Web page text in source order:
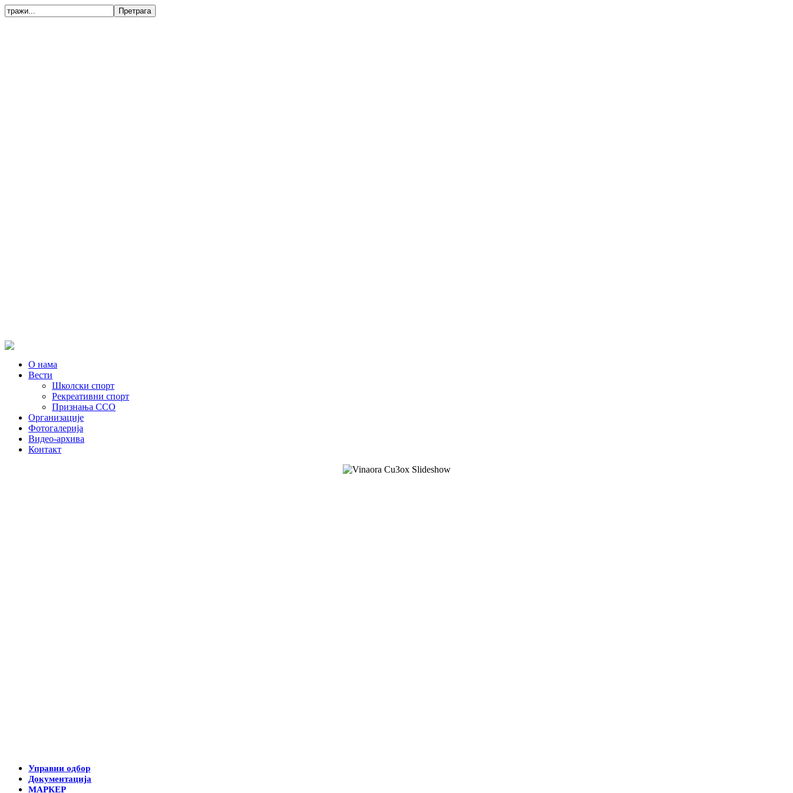
О нама
Вести
Школски спорт
Рекреативни спорт
Признања ССО
Oрганизације
Фотогалерија
Видео-архива
Контакт
Управни одбор
Документација
МАРКЕР